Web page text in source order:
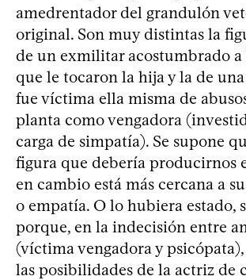
amedrentador del grandulón
original. Son muy distintas la
de un exmilitar acostumbrado
que le tocaron la hija y la de
fue víctima ella misma de
planta como vengadora
carga de simpatía). Se supone
figura que debería producirnos
en cambio está más cercana a
o empatía. O lo hubiera estado,
porque, en la indecisión entre
(víctima vengadora y
las posibilidades de la actriz de